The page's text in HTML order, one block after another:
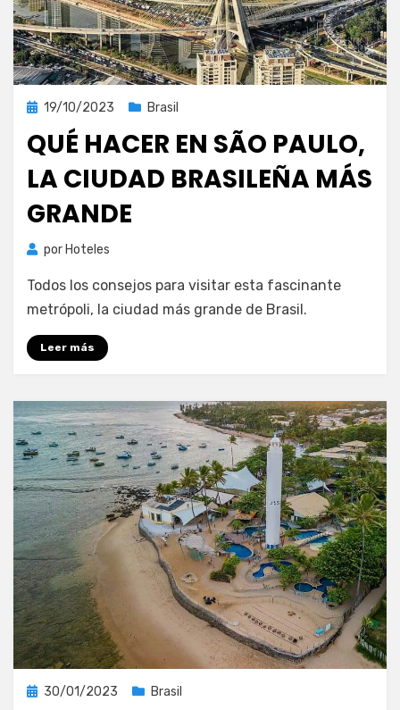
Publicada
19/10/2023 Brasil
QUÉ HACER EN SÃO PAULO,
LA CIUDAD BRASILEÑA MÁS
GRANDE
por Hoteles
Todos los consejos para visitar esta fascinante
metrópoli, la ciudad más grande de Brasil.
Leer más
Publicada
30/01/2023 Brasil